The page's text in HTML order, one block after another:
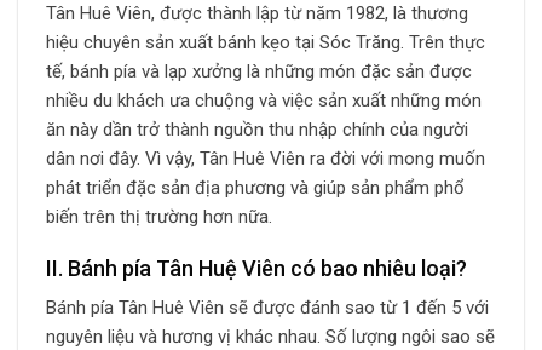
Tân Huê Viên, được thành lập từ năm 1982, là thương
hiệu chuyên sản xuất bánh kẹo tại Sóc Trăng. Trên thực
tế, bánh pía và lạp xưởng là những món đặc sản được
nhiều du khách ưa chuộng và việc sản xuất những món
ăn này dần trở thành nguồn thu nhập chính của người
dân nơi đây. Vì vậy, Tân Huê Viên ra đời với mong muốn
phát triển đặc sản địa phương và giúp sản phẩm phổ
biến trên thị trường hơn nữa.
II. Bánh pía Tân Huệ Viên có bao nhiêu loại?
Bánh pía Tân Huê Viên sẽ được đánh sao từ 1 đến 5 với
nguyên liệu và hương vị khác nhau. Số lượng ngôi sao sẽ